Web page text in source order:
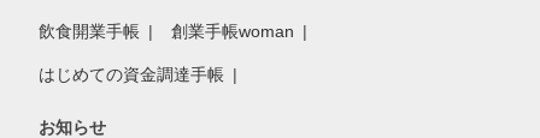
飲食開業手帳 創業手帳woman
はじめての資金調達手帳
お知らせ